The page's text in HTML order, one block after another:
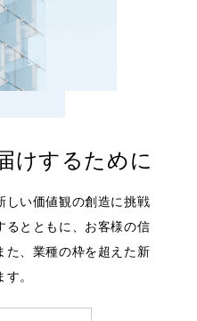
けするために
しい価値観の創造に挑戦
るとともに、お客様の信
た、業種の枠を超えた新
。